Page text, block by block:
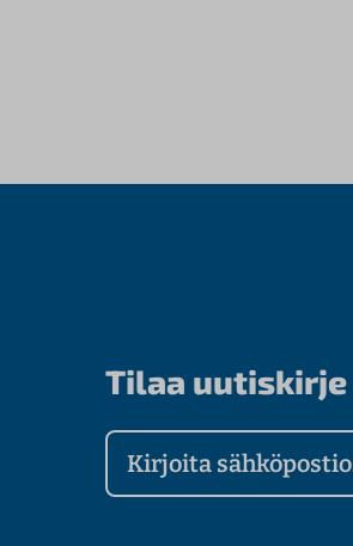
Tilaa uutiskirje
Kirjoita